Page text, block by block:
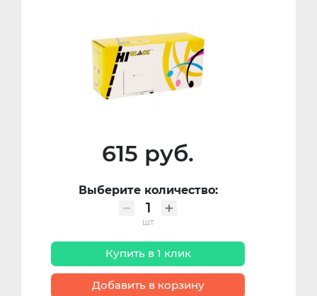
615 руб.
Выберите количество:
шт
Купить в 1 клик
Добавить в корзину